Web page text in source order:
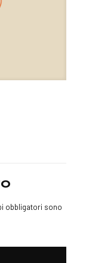
obbligatori sono